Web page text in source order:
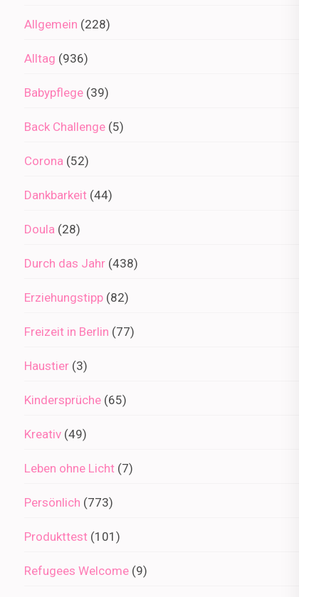
Allgemein (228)
Alltag (936)
Babypflege (39)
Back Challenge (5)
Corona (52)
Dankbarkeit (44)
Doula (28)
Durch das Jahr (438)
Erziehungstipp (82)
Freizeit in Berlin (77)
Haustier (3)
Kindersprüche (65)
Kreativ (49)
Leben ohne Licht (7)
Persönlich (773)
Produkttest (101)
Refugees Welcome (9)